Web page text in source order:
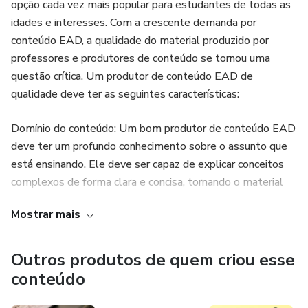
opção cada vez mais popular para estudantes de todas as
idades e interesses. Com a crescente demanda por
conteúdo EAD, a qualidade do material produzido por
professores e produtores de conteúdo se tornou uma
questão crítica. Um produtor de conteúdo EAD de
qualidade deve ter as seguintes características:
Domínio do conteúdo: Um bom produtor de conteúdo EAD
deve ter um profundo conhecimento sobre o assunto que
está ensinando. Ele deve ser capaz de explicar conceitos
complexos de forma clara e concisa, tornando o material
conteúdo EAD deve ser capaz de projetar um curso que
atenda às necessidades dos alunos, com objetivos de
aprendizagem claros e estratégias eficazes para alcançá-
Mostrar mais
Outros produtos de quem criou esse
conteúdo